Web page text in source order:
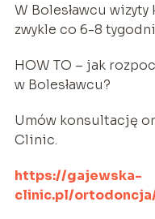
W Bolesławcu
zwykle co 6-8
HOW TO – jak
w Bolesławcu?
Umów konsultację
Clinic.
https://gajewska-
clinic.pl/